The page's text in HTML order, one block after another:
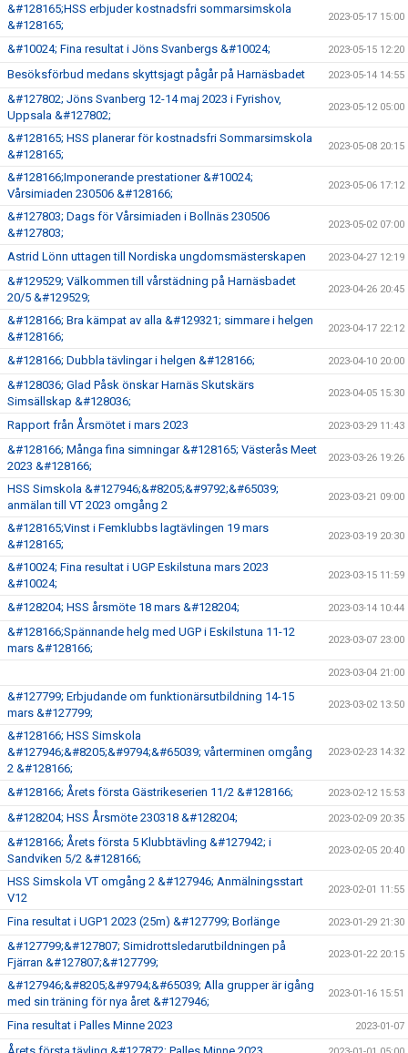
&#128165;HSS erbjuder kostnadsfri sommarsimskola
&#128165;
2023-05-17 15:00
&#10024; Fina resultat i Jöns Svanbergs &#10024; 2023-05-15 12:20
Besöksförbud medans skyttsjagt pågår på Harnäsbadet 2023-05-14 14:55
&#127802; Jöns Svanberg 12-14 maj 2023 i Fyrishov,
Uppsala &#127802;
2023-05-12 05:00
&#128165; HSS planerar för kostnadsfri Sommarsimskola
&#128165;
2023-05-08 20:15
&#128166;Imponerande prestationer &#10024;
Vårsimiaden 230506 &#128166;
2023-05-06 17:12
&#127803; Dags för Vårsimiaden i Bollnäs 230506
&#127803;
2023-05-02 07:00
Astrid Lönn uttagen till Nordiska ungdomsmästerskapen 2023-04-27 12:19
&#129529; Välkommen till vårstädning på Harnäsbadet
20/5 &#129529;
2023-04-26 20:45
&#128166; Bra kämpat av alla &#129321; simmare i helgen
&#128166;
2023-04-17 22:12
&#128166; Dubbla tävlingar i helgen &#128166; 2023-04-10 20:00
&#128036; Glad Påsk önskar Harnäs Skutskärs
Simsällskap &#128036;
2023-04-05 15:30
Rapport från Årsmötet i mars 2023 2023-03-29 11:43
&#128166; Många fina simningar &#128165; Västerås Meet
2023 &#128166;
2023-03-26 19:26
HSS Simskola &#127946;&#8205;&#9792;&#65039;
anmälan till VT 2023 omgång 2
2023-03-21 09:00
&#128165;Vinst i Femklubbs lagtävlingen 19 mars
&#128165;
2023-03-19 20:30
&#10024; Fina resultat i UGP Eskilstuna mars 2023
&#10024;
2023-03-15 11:59
&#128204; HSS årsmöte 18 mars &#128204; 2023-03-14 10:44
&#128166;Spännande helg med UGP i Eskilstuna 11-12
mars &#128166;
2023-03-07 23:00
2023-03-04 21:00
&#127799; Erbjudande om funktionärsutbildning 14-15
mars &#127799;
2023-03-02 13:50
&#128166; HSS Simskola
&#127946;&#8205;&#9794;&#65039; vårterminen omgång
2 &#128166;
2023-02-23 14:32
&#128166; Årets första Gästrikeserien 11/2 &#128166; 2023-02-12 15:53
&#128204; HSS Årsmöte 230318 &#128204; 2023-02-09 20:35
&#128166; Årets första 5 Klubbtävling &#127942; i
Sandviken 5/2 &#128166;
2023-02-05 20:40
HSS Simskola VT omgång 2 &#127946; Anmälningsstart
V12
2023-02-01 11:55
Fina resultat i UGP1 2023 (25m) &#127799; Borlänge 2023-01-29 21:30
&#127799;&#127807; Simidrottsledarutbildningen på
Fjärran &#127807;&#127799;
2023-01-22 20:15
&#127946;&#8205;&#9794;&#65039; Alla grupper är igång
med sin träning för nya året &#127946;
2023-01-16 15:51
Fina resultat i Palles Minne 2023 2023-01-07